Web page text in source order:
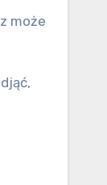
może